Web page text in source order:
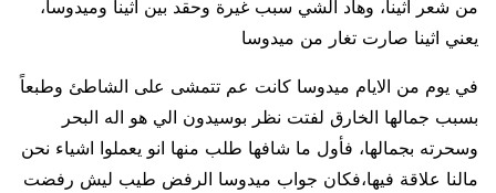
من شعر اثينا، وهاد الشي سبب غيرة وحقد بين اثينا وميدوسا،
يعني اثينا صارت تغار من ميدوسا
في يوم من الايام ميدوسا كانت عم تتمشى على الشاطئ وطبعاً
بسبب جمالها الخارق لفتت نظر بوسيدون الي هو اله البحر
وسحرته بجمالها، فأول ما شافها طلب منها انو يعملوا اشياء نحن
مالنا علاقة فيها،فكان جواب ميدوسا الرفض طيب ليش رفضت